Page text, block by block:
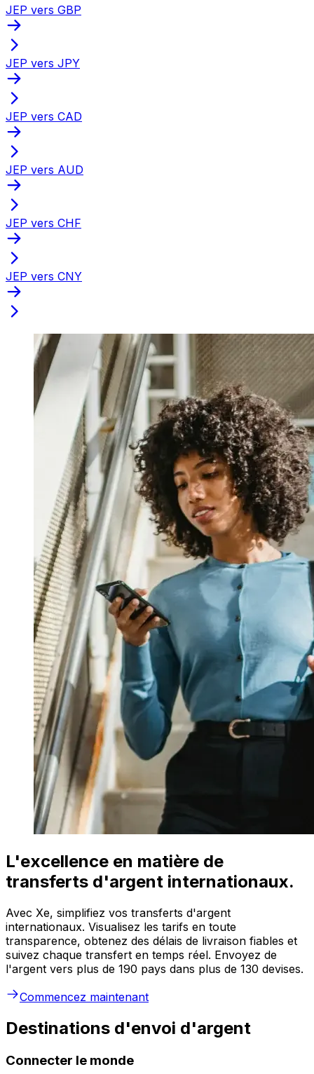
JEP vers GBP
JEP vers JPY
JEP vers CAD
JEP vers AUD
JEP vers CHF
JEP vers CNY
L'excellence en matière de
transferts d'argent internationaux.
Avec Xe, simplifiez vos transferts d'argent
internationaux. Visualisez les tarifs en toute
transparence, obtenez des délais de livraison fiables et
suivez chaque transfert en temps réel. Envoyez de
l'argent vers plus de 190 pays dans plus de 130 devises.
Commencez maintenant
Destinations d'envoi d'argent
Connecter le monde